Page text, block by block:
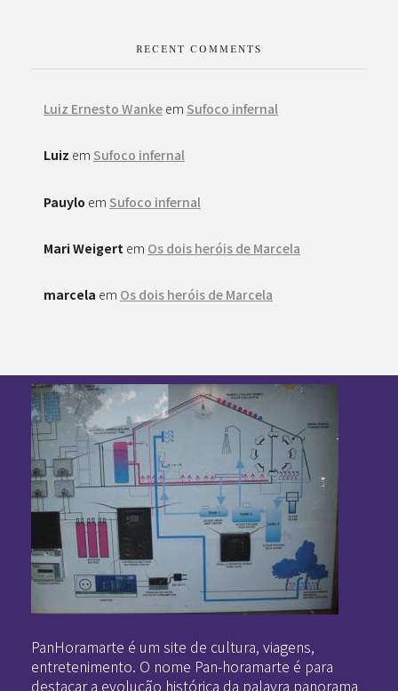
RECENT COMMENTS
Luiz Ernesto Wanke em Sufoco infernal
Luiz em Sufoco infernal
Pauylo em Sufoco infernal
Mari Weigert em Os dois heróis de Marcela
marcela em Os dois heróis de Marcela
PanHoramarte é um site de cultura, viagens,
entretenimento. O nome Pan-horamarte é para
destacar a evolução histórica da palavra panorama